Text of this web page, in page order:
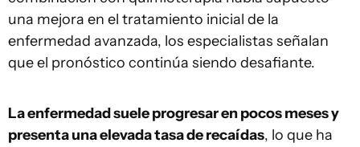
una mejora en el tratamiento inicial de la
enfermedad avanzada, los especialistas señalan
que el pronóstico continúa siendo desafiante.
La enfermedad suele progresar en pocos meses y
presenta una elevada tasa de recaídas, lo que ha